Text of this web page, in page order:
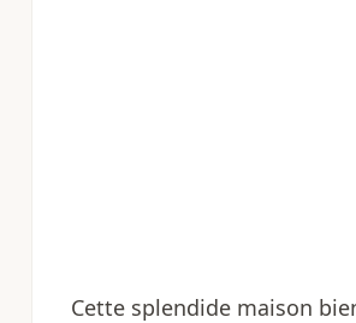
Cette splendide maison